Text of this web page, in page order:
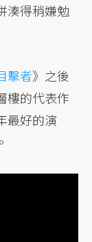
湊得稍嫌勉
擊者》之後
樓的代表作
最好的演